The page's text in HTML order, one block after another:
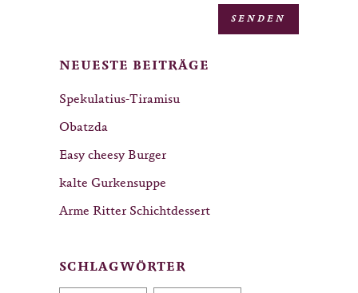
NEUESTE BEITRÄGE
Spekulatius-Tiramisu
Obatzda
Easy cheesy Burger
kalte Gurkensuppe
Arme Ritter Schichtdessert
SCHLAGWÖRTER